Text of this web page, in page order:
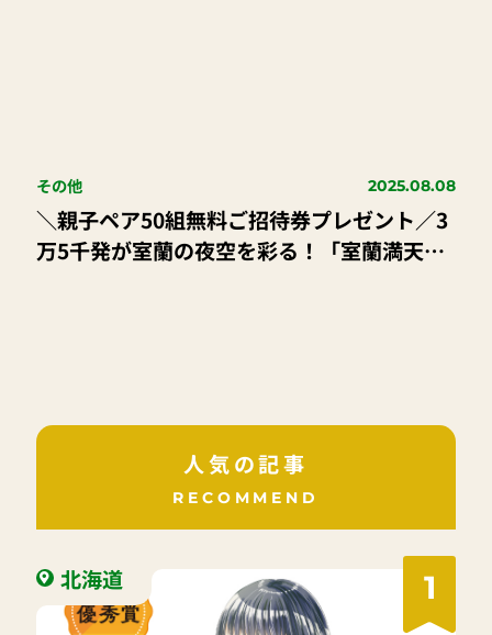
その他 2025.08.08
＼親子ペア50組無料ご招待券プレゼント／3
万5千発が室蘭の夜空を彩る！「室蘭満天花
人気の記事
RECOMMEND
1
北海道